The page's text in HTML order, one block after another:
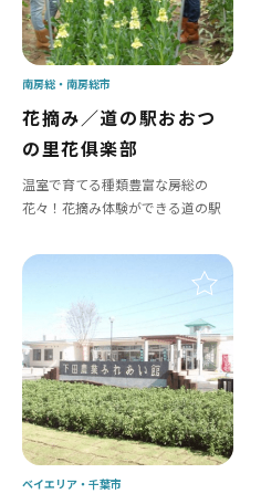
花摘み／道の駅おおつ
の里花俱楽部
温室で育てる種類豊富な房総の
花々！花摘み体験ができる道の駅
南房総 南房総市
ベイエリア 千葉市